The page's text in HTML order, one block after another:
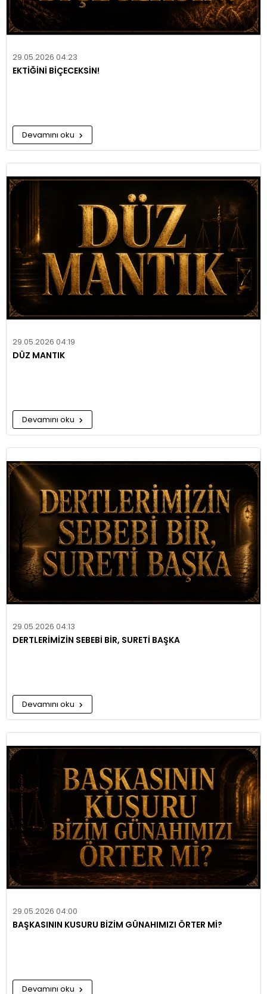
29.05.2026 04:23
EKTİĞİNİ BİÇECEKSİN!
Devamını oku
29.05.2026 04:19
DÜZ MANTIK
Devamını oku
29.05.2026 04:13
DERTLERİMİZİN SEBEBİ BİR, SURETİ BAŞKA
Devamını oku
29.05.2026 04:00
BAŞKASININ KUSURU BİZİM GÜNAHIMIZI ÖRTER Mİ?
Devamını oku